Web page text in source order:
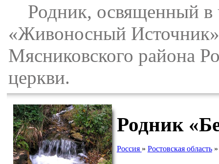
Родник, освященный в
«Живоносный
Мясниковского района
церкви.
Родник
Россия » Ростовская область